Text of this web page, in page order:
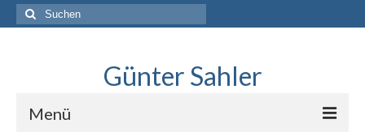
Suche
nach:
Günter Sahler
Menü